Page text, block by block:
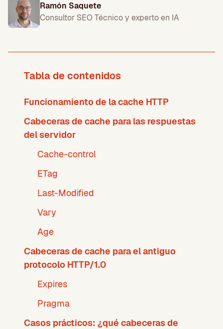
Ramón Saquete
Consultor SEO Técnico y experto en IA
Tabla de contenidos
Funcionamiento de la cache HTTP
Cabeceras de cache para las respuestas
del servidor
Cache-control
ETag
Last-Modified
Vary
Age
Cabeceras de cache para el antiguo
protocolo HTTP/1.0
Expires
Pragma
Casos prácticos: ¿qué cabeceras de